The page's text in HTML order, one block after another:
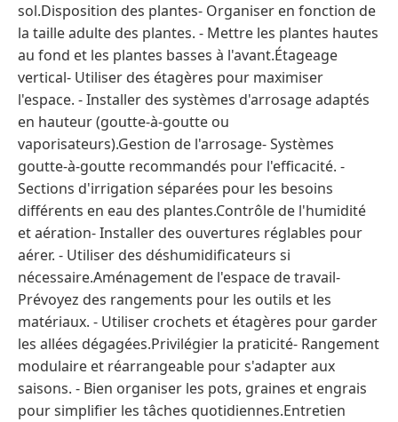
sol.Disposition des plantes- Organiser en fonction de
la taille adulte des plantes. - Mettre les plantes hautes
au fond et les plantes basses à l'avant.Étageage
vertical- Utiliser des étagères pour maximiser
l'espace. - Installer des systèmes d'arrosage adaptés
en hauteur (goutte-à-goutte ou
vaporisateurs).Gestion de l'arrosage- Systèmes
goutte-à-goutte recommandés pour l'efficacité. -
Sections d'irrigation séparées pour les besoins
différents en eau des plantes.Contrôle de l'humidité
et aération- Installer des ouvertures réglables pour
aérer. - Utiliser des déshumidificateurs si
nécessaire.Aménagement de l'espace de travail-
Prévoyez des rangements pour les outils et les
matériaux. - Utiliser crochets et étagères pour garder
les allées dégagées.Privilégier la praticité- Rangement
modulaire et réarrangeable pour s'adapter aux
saisons. - Bien organiser les pots, graines et engrais
pour simplifier les tâches quotidiennes.Entretien